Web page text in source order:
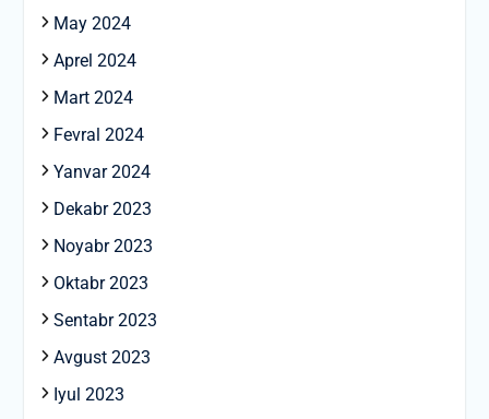
May 2024
Aprel 2024
Mart 2024
Fevral 2024
Yanvar 2024
Dekabr 2023
Noyabr 2023
Oktabr 2023
Sentabr 2023
Avgust 2023
Iyul 2023